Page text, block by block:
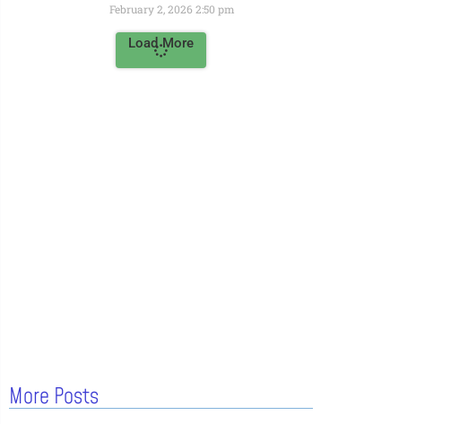
February 2, 2026 2:50 pm
Load More
More Posts